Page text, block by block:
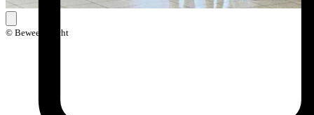
© Beweegkracht